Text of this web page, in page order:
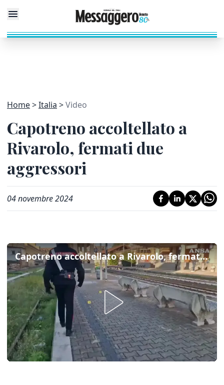
Home Italia Video
Capotreno accoltellato a
Rivarolo, fermati due
aggressori
04 novembre 2024
Capotreno accoltellato a Rivarolo, fermati due aggressori